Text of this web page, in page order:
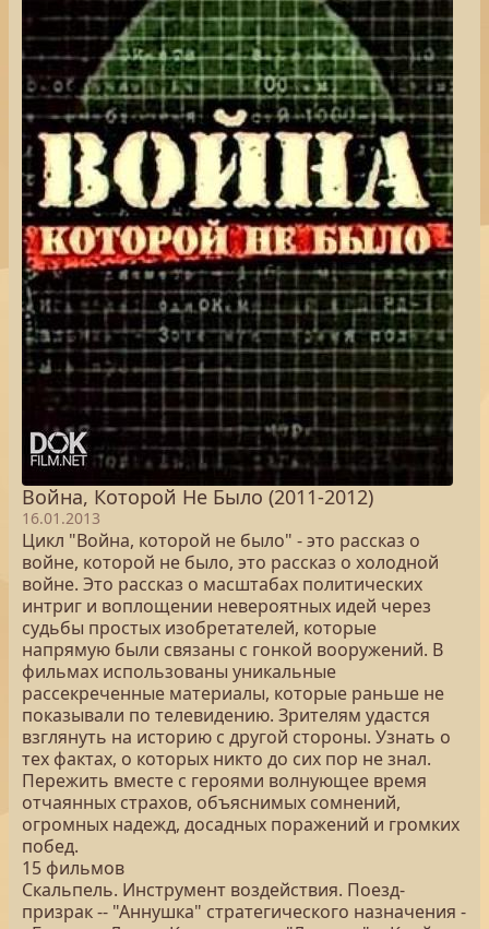
Война, Которой Не Было (2011-2012)
16.01.2013
Цикл "Война, которой не было" - это рассказ о
войне, которой не было, это рассказ о холодной
войне. Это рассказ о масштабах политических
интриг и воплощении невероятных идей через
судьбы простых изобретателей, которые
напрямую были связаны с гонкой вооружений. В
фильмах использованы уникальные
рассекреченные материалы, которые раньше не
показывали по телевидению. Зрителям удастся
взглянуть на историю с другой стороны. Узнать о
тех фактах, о которых никто до сих пор не знал.
Пережить вместе с героями волнующее время
отчаянных страхов, объяснимых сомнений,
огромных надежд, досадных поражений и громких
побед.
15 фильмов
Скальпель. Инструмент воздействия. Поезд-
призрак -- "Аннушка" стратегического назначения -